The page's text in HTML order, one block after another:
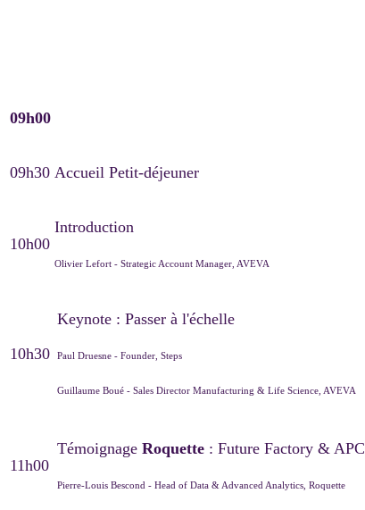
09h00
09h30 Accueil Petit-déjeuner
10h00
Introduction
Olivier Lefort - Strategic Account Manager, AVEVA
10h30
Keynote : Passer à l'échelle
Paul Druesne - Founder, Steps
Guillaume Boué - Sales Director Manufacturing & Life Science, AVEVA
11h00
Témoignage Roquette : Future Factory & APC
Pierre-Louis Bescond - Head of Data & Advanced Analytics, Roquette